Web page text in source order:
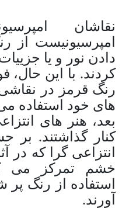
نقاشان
امپرسیونیست از
دادن نور و یا
کردند. با این حال،
رنگ قرمز در
های خود استفاده
بعد، هنر های
کنار گذاشتند. بر
انتزاعی گرا که
خشم تمرکز می
استفاده از رنگ
آورند.